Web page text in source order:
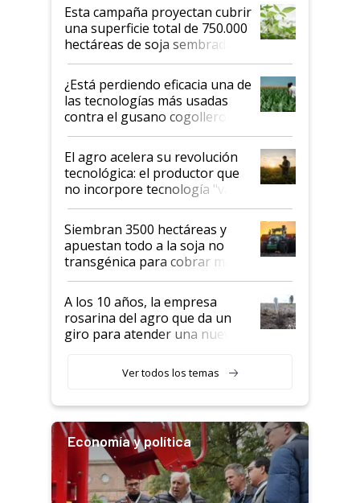
Esta campaña proyectan cubrir
una superficie total de 750.000
hectáreas de soja sembradas
con una nueva generación de
variedades que marcan un
salto tecnológico en genética y
rendimiento
¿Está perdiendo eficacia una de
las tecnologías más usadas
contra el gusano cogollero? El
desafío de una tecnología clave
El agro acelera su revolución
tecnológica: el productor que
no incorpore tecnología "va a
perder el tren"
Siembran 3500 hectáreas y
apuestan todo a la soja no
transgénica para cobrar más
por tonelada: compraron un
semillero
A los 10 años, la empresa
rosarina del agro que da un
giro para atender una nueva
Ver todos los temas
Economía y política